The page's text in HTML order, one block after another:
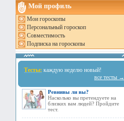
Мой профиль
Мои гороскопы
Персональный гороскоп
Совместимость
Подписка на гороскопы
Тесты: каждую неделю новый!
все тесты →
Ревнивы ли вы?
Насколько вы претендуете на
близких вам людей? Пройдите
тест.